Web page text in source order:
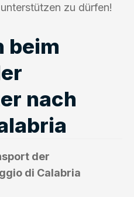
zu dürfen!
beim
nach
der
di Calabria